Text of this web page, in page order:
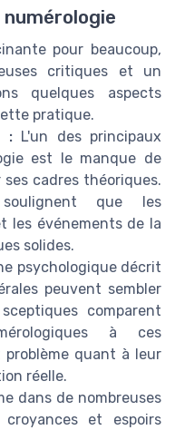
pour beaucoup,
critiques et un
quelques aspects
pratique.
:L'un des principaux
est le manque de
cadres théoriques.
que les
les événements de la
solides.
psychologique décrit
peuvent sembler
comparent
à ces
problème quant à leur
réelle.
dans de nombreuses
et espoirs